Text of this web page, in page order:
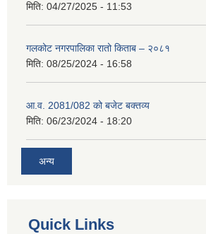
मिति: 04/27/2025 - 11:53
गलकोट नगरपालिका रातो किताब – २०८१
मिति: 08/25/2024 - 16:58
आ.व. 2081/082 को बजेट बक्तव्य
मिति: 06/23/2024 - 18:20
अन्य
Quick Links